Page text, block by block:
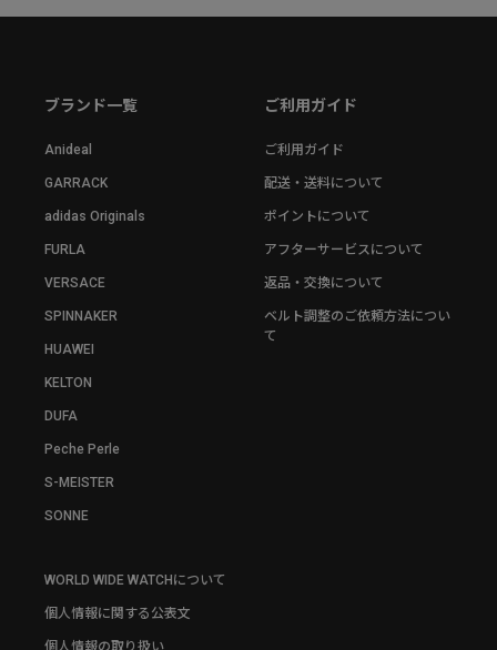
ブランド一覧
Anideal
GARRACK
adidas Originals
FURLA
VERSACE
SPINNAKER
HUAWEI
KELTON
DUFA
Peche Perle
S-MEISTER
SONNE
ご利用ガイド
ご利用ガイド
配送・送料について
ポイントについて
アフターサービスについて
返品・交換について
ベルト調整のご依頼方法につい
て
WORLD WIDE WATCHについて
個人情報に関する公表文
個人情報の取り扱い